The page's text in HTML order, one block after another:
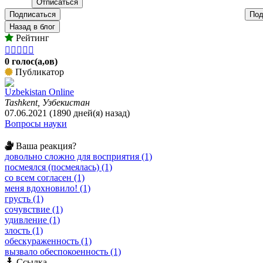
Подписаться
Назад в блог
Рейтинг
    
0 голос(а,ов)
Публикатор
Uzbekistan Online
Tashkent, Узбекистан
07.06.2021 (1890 дней(я) назад)
Вопросы науки
Ваша реакция?
довольно сложно для восприятия (1)
посмеялся (посмеялась) (1)
со всем согласен (1)
меня вдохновило! (1)
грусть (1)
сочувствие (1)
удивление (1)
злость (1)
обескураженность (1)
вызвало обеспокоенность (1)